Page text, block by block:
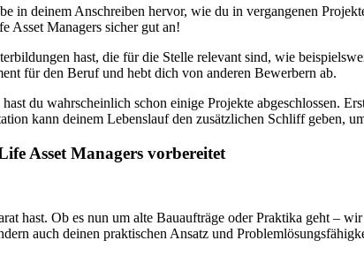
in deinem Anschreiben hervor, wie du in vergangenen
Asset Managers sicher gut an!
hast, die für die Stelle relevant sind, wie
für den Beruf und hebt dich von anderen Bewerbern ab.
du wahrscheinlich schon einige Projekte abgeschlossen.
kann deinem Lebenslauf den zusätzlichen Schliff geben,
Asset Managers vorbereitet
hast. Ob es nun um alte Bauaufträge oder Praktika geht –
auch deinen praktischen Ansatz und